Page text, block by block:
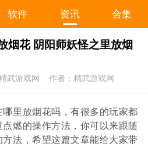
软件 资讯 合集
烟花 阴阳师妖怪之里放烟
武游戏网 作者：精武游戏网
里放烟花吗，有很多的玩家都
燃的操作方法，你可以来跟随
法，希望这篇文章能给大家带